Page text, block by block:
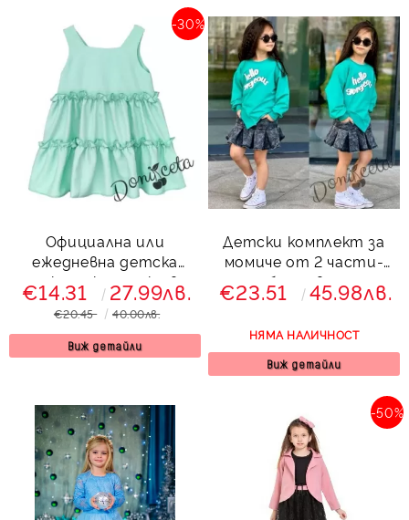
Официална или
ежедневна детска
рокля с къдрички в
тюркоаз 77488299
-30%
€14.31 27.99лв.
€20.45 40.00лв.
Виж детайли
Детски комплект за
момиче от 2 части-
пола и блуза в зелено с
надпис
€23.51 45.98лв.
НЯМА НАЛИЧНОСТ
Виж детайли
-50%